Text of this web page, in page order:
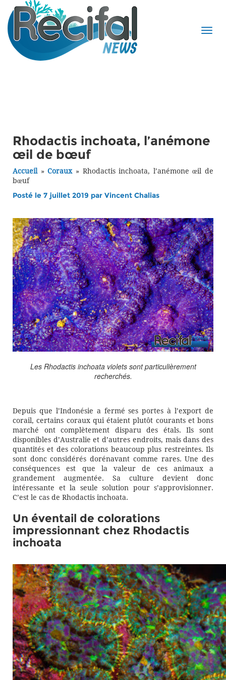
Rhodactis inchoata, l’anémone
œil de bœuf
Accueil»Coraux» Rhodactis inchoata, l’anémone œil de
bœuf
Posté le 7 juillet 2019 par Vincent Chalias
Les Rhodactis inchoata violets sont particulièrement
recherchés.
Depuis que l’Indonésie a fermé ses portes à l’export de
corail, certains coraux qui étaient plutôt courants et bons
marché ont complètement disparu des étals. Ils sont
disponibles d’Australie et d’autres endroits, mais dans des
quantités et des colorations beaucoup plus restreintes. Ils
sont donc considérés dorénavant comme rares. Une des
conséquences est que la valeur de ces animaux a
grandement augmentée. Sa culture devient donc
intéressante et la seule solution pour s’approvisionner.
C’est le cas de Rhodactis inchoata.
Un éventail de colorations
impressionnant chez Rhodactis
inchoata